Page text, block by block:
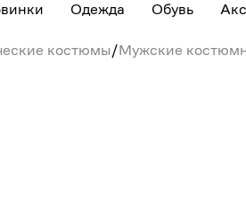
Одежда Обувь
костюмы/Мужские